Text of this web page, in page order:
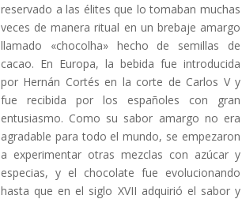
reservado a las élites que lo tomaban muchas
veces de manera ritual en un brebaje amargo
llamado «chocolha» hecho de semillas de
cacao. En Europa, la bebida fue introducida
por Hernán Cortés en la corte de Carlos V y
fue recibida por los españoles con gran
entusiasmo. Como su sabor amargo no era
agradable para todo el mundo, se empezaron
a experimentar otras mezclas con azúcar y
especias, y el chocolate fue evolucionando
hasta que en el siglo XVII adquirió el sabor y